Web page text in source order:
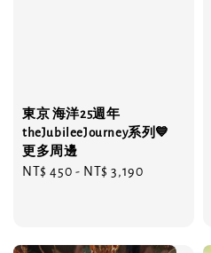
東京 海洋25週年
theJubileeJourney系列💙
更多周邊
Regular
NT$ 450 - NT$ 3,190